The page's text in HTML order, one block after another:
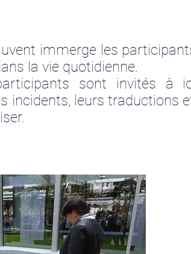
immerge les
la vie quotidienne.
sont invités à
incidents, leurs traductions